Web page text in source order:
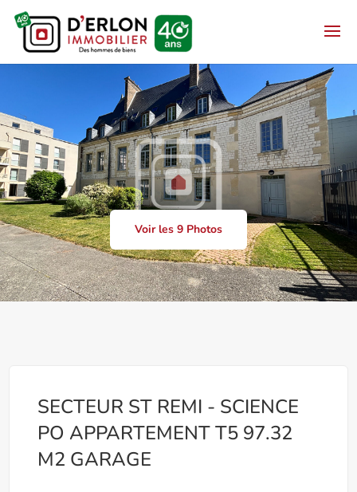
Voir les 9 Photos
SECTEUR ST REMI - SCIENCE
PO APPARTEMENT T5 97.32
M2 GARAGE